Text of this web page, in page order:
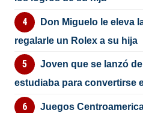
Don Miguelo le eleva
regalarle un Rolex a su hija
Joven que se lanzó
estudiaba para convertirse
Juegos